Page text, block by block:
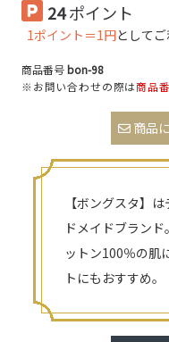
24ポイント
1ポイント＝1円として
商品番号bon-98
※お問い合わせの際は商品
商品
【ボングスタ】
ドメイドブラン
ットン100％の肌
トにもおすすめ。